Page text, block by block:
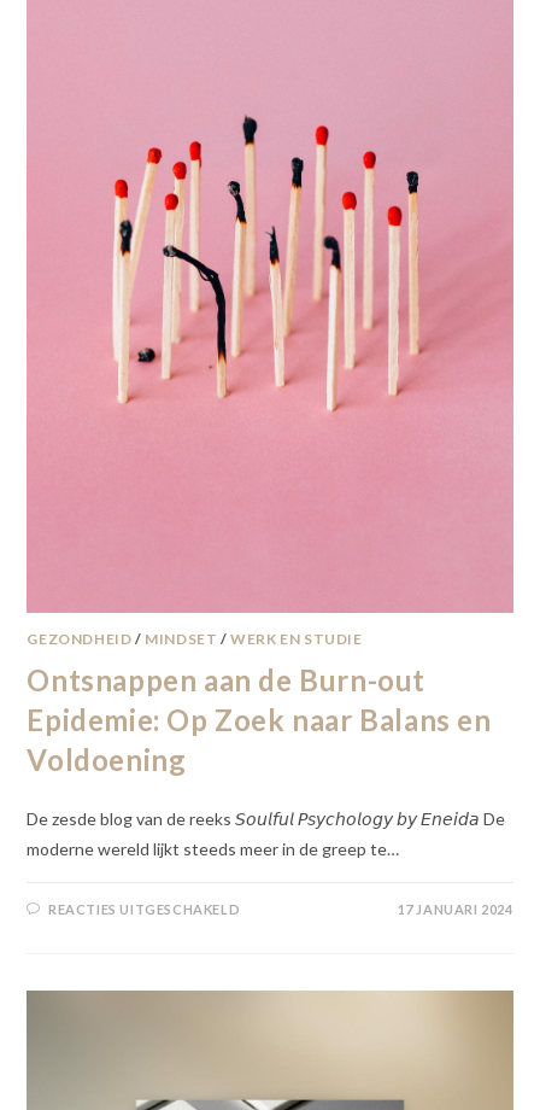
GEZONDHEID / MINDSET /WERK EN STUDIE
Ontsnappen aan de Burn-out
Epidemie: Op Zoek naar Balans en
Voldoening
De zesde blog van de reeks 𝘚𝘰𝘶𝘭𝘧𝘶𝘭 𝘗𝘴𝘺𝘤𝘩𝘰𝘭𝘰𝘨𝘺 𝘣𝘺 𝘌𝘯𝘦𝘪𝘥𝘢 De
moderne wereld lijkt steeds meer in de greep te…
REACTIES UITGESCHAKELD 17 JANUARI 2024